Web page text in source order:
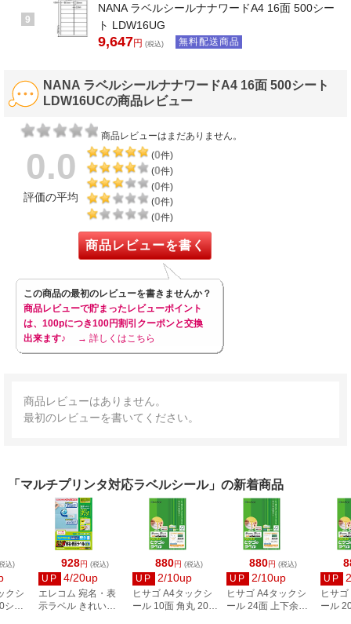
9
NANA ラベルシールナナワードA4 16面 500シー
ト LDW16UG
9,647円 (税込) 無料配送商品
NANA ラベルシールナナワードA4 16面 500シート
LDW16UCの商品レビュー
商品レビューはまだありません。
0.0
評価の平均
(0件)
(0件)
(0件)
(0件)
(0件)
商品レビューを書く
この商品の最初のレビューを書きませんか？
商品レビューで貯まったレビューポイント
は、100pにつき100円割引クーポンと交換
出来ます♪
→ 詳しくはこちら
商品レビューはありません。
最初のレビューを書いてください。
「マルチプリンタ対応ラベルシール」の新着商品
928円 (税込)
UP 4/20up
エレコム 宛名・表
示ラベル きれい貼
880円 (税込)
UP 2/10up
ヒサゴ A4タックシ
ール 10面 角丸 20シ
880円 (税込)
UP 2/10up
ヒサゴ A4タックシ
ール 24面 上下余白
UP
ヒサ
ール
込)
クシ
シー